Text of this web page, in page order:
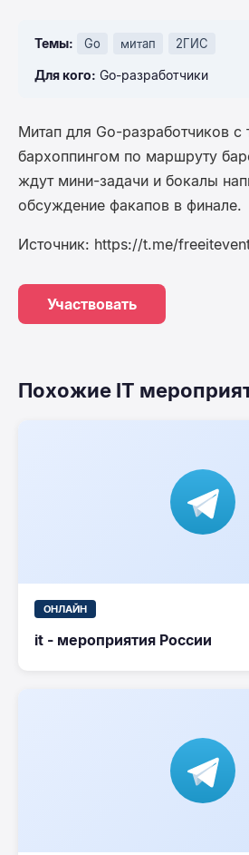
Темы: Go митап 2ГИС
Для кого: Go-разработчики
Митап для Go-разработчиков
бархоппингом по маршруту
ждут мини-задачи и бокалы
обсуждение факапов в финале.
Источник: https://t.me/
Участвовать
Похожие IT
ОНЛАЙН
it - мероприятия России